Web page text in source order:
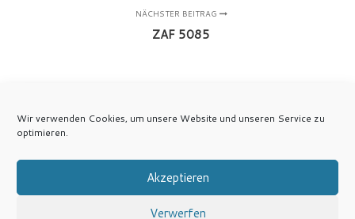
Wir verwenden Cookies, um unsere Website und unseren Service zu
optimieren.
Akzeptieren
Verwerfen
NÄCHSTER BEITRAG
ZAF 5085